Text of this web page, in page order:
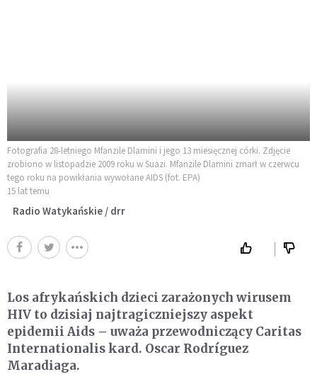
Fotografia 28-letniego Mfanzile Dlamini i jego 13 miesięcznej córki. Zdjęcie
zrobiono w listopadzie 2009 roku w Suazi. Mfanzile Dlamini zmarł w czerwcu
tego roku na powikłania wywołane AIDS (fot. EPA)
15 lat temu
Radio Watykańskie / drr
Los afrykańskich dzieci zarażonych wirusem
HIV to dzisiaj najtragiczniejszy aspekt
epidemii Aids – uważa przewodniczący Caritas
Internationalis kard. Oscar Rodríguez
Maradiaga.